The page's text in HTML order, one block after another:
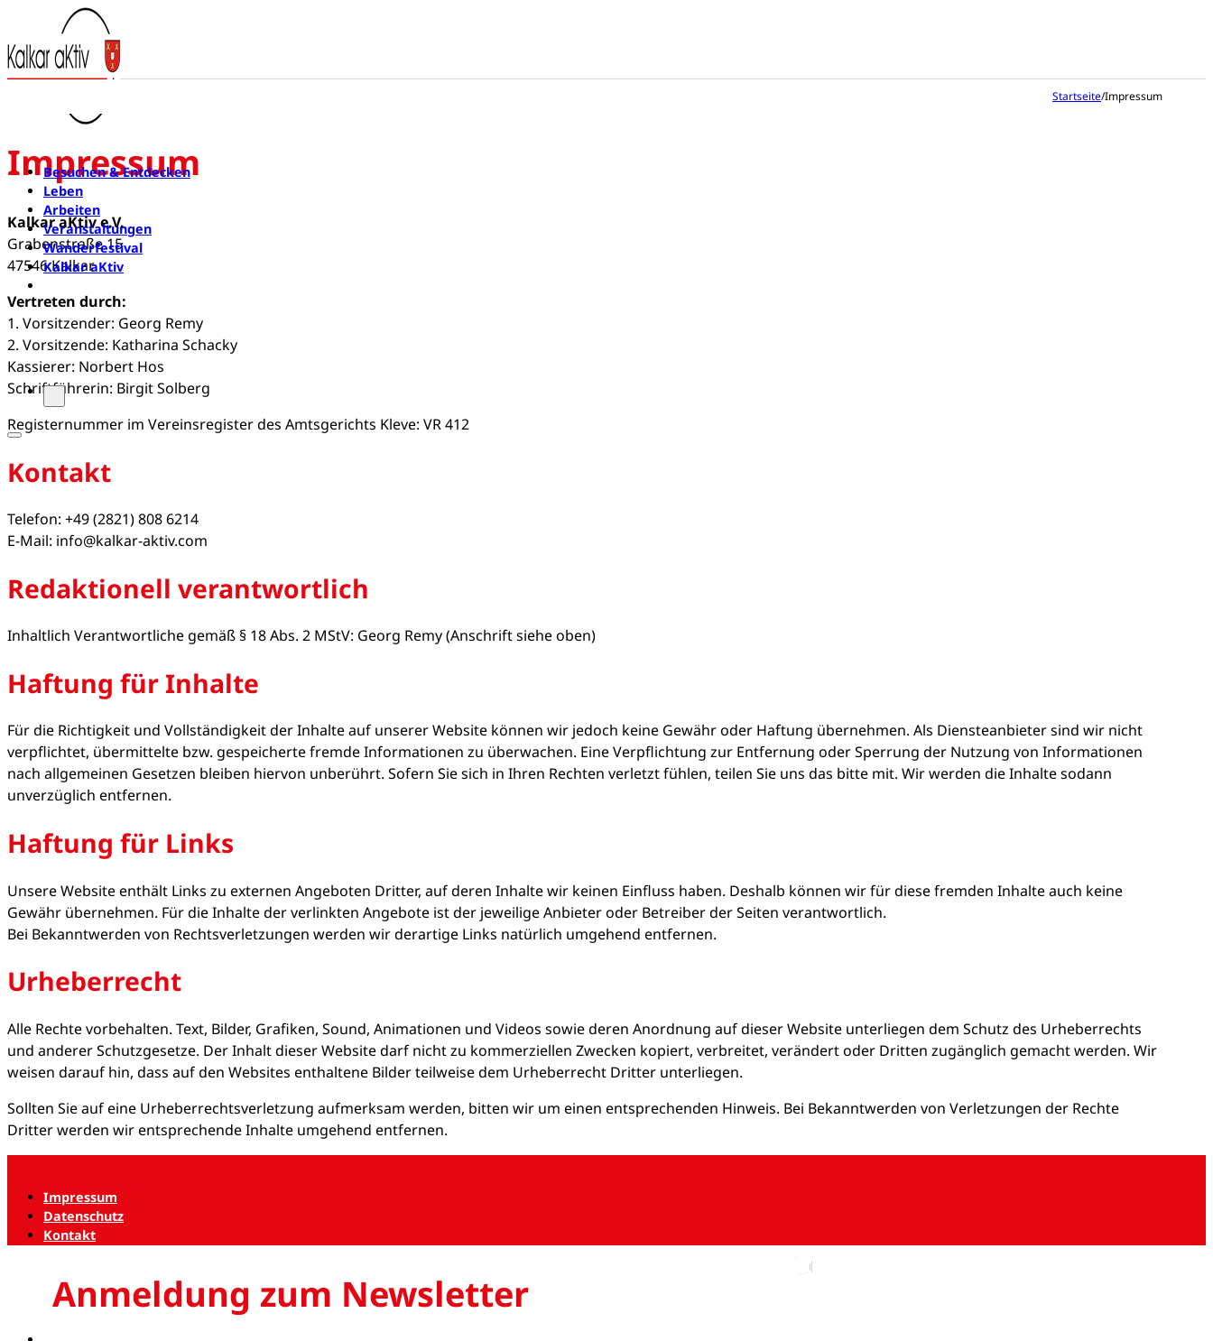
Besuchen & Entdecken
Leben
Arbeiten
Veranstaltungen
Wanderfestival
Kalkar aKtiv
Startseite/Impressum
Impressum
Kalkar aKtiv e.V.
Grabenstraße 15
47546 Kalkar
Vertreten durch:
1. Vorsitzender: Georg Remy
2. Vorsitzende: Katharina Schacky
Kassierer: Norbert Hos
Schriftführerin: Birgit Solberg
Registernummer im Vereinsregister des Amtsgerichts Kleve: VR 412
Kontakt
Telefon: +49 (2821) 808 6214
E-Mail: info@kalkar-aktiv.com
Redaktionell verantwortlich
Inhaltlich Verantwortliche gemäß § 18 Abs. 2 MStV: Georg Remy (Anschrift siehe oben)
Haftung für Inhalte
Für die Richtigkeit und Vollständigkeit der Inhalte auf unserer Website können wir jedoch keine Gewähr oder Haftung übernehmen. Als Diensteanbieter sind wir nicht
verpflichtet, übermittelte bzw. gespeicherte fremde Informationen zu überwachen. Eine Verpflichtung zur Entfernung oder Sperrung der Nutzung von Informationen
nach allgemeinen Gesetzen bleiben hiervon unberührt. Sofern Sie sich in Ihren Rechten verletzt fühlen, teilen Sie uns das bitte mit. Wir werden die Inhalte sodann
unverzüglich entfernen.
Haftung für Links
Unsere Website enthält Links zu externen Angeboten Dritter, auf deren Inhalte wir keinen Einfluss haben. Deshalb können wir für diese fremden Inhalte auch keine
Gewähr übernehmen. Für die Inhalte der verlinkten Angebote ist der jeweilige Anbieter oder Betreiber der Seiten verantwortlich.
Bei Bekanntwerden von Rechtsverletzungen werden wir derartige Links natürlich umgehend entfernen.
Urheberrecht
Alle Rechte vorbehalten. Text, Bilder, Grafiken, Sound, Animationen und Videos sowie deren Anordnung auf dieser Website unterliegen dem Schutz des Urheberrechts
und anderer Schutzgesetze. Der Inhalt dieser Website darf nicht zu kommerziellen Zwecken kopiert, verbreitet, verändert oder Dritten zugänglich gemacht werden. Wir
weisen darauf hin, dass auf den Websites enthaltene Bilder teilweise dem Urheberrecht Dritter unterliegen.
Sollten Sie auf eine Urheberrechtsverletzung aufmerksam werden, bitten wir um einen entsprechenden Hinweis. Bei Bekanntwerden von Verletzungen der Rechte
Dritter werden wir entsprechende Inhalte umgehend entfernen.
Impressum
Datenschutz
Kontakt
Anmeldung zum Newsletter